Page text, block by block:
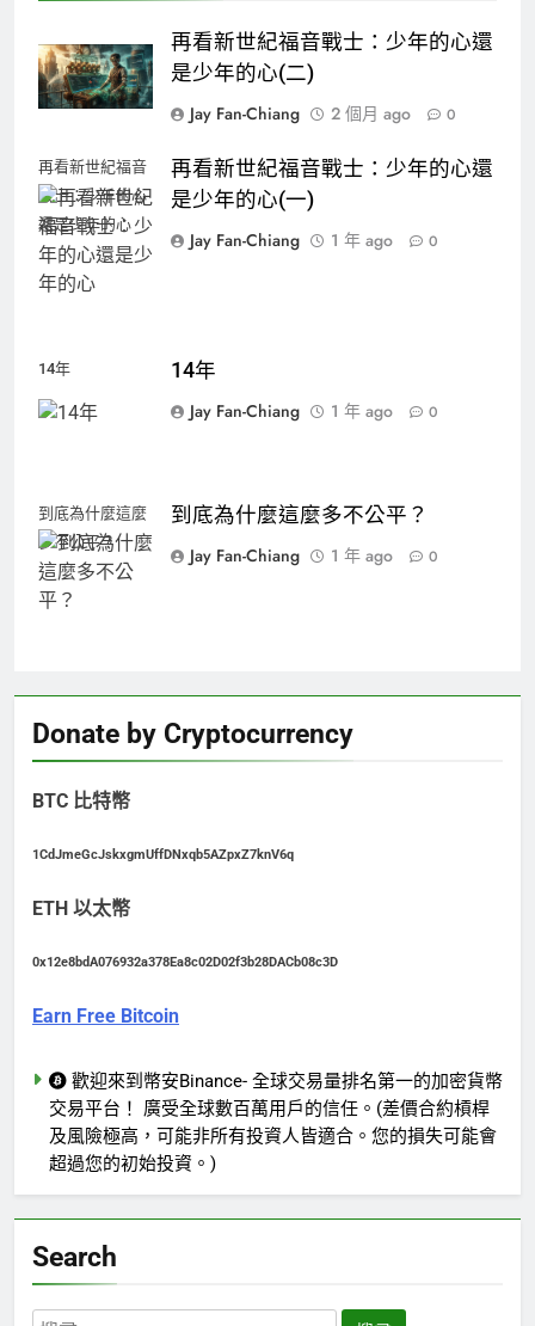
再看新世紀福音戰士：少年的心還
是少年的心(二)
Jay Fan-Chiang
2 個月 ago 0
再看新世紀福音
戰士：少年的心
還是少年的心
再看新世紀福音戰士：少年的心還
是少年的心(一)
Jay Fan-Chiang
1 年 ago 0
14年
14年
Jay Fan-Chiang
1 年 ago 0
到底為什麼這麼
多不公平？
到底為什麼這麼多不公平？
Jay Fan-Chiang
1 年 ago 0
Donate by Cryptocurrency
BTC 比特幣
1CdJmeGcJskxgmUffDNxqb5AZpxZ7knV6q
ETH 以太幣
0x12e8bdA076932a378Ea8c02D02f3b28DACb08c3D
Earn Free Bitcoin
歡迎來到幣安Binance- 全球交易量排名第一的加密貨幣
交易平台！ 廣受全球數百萬用戶的信任。(差價合約槓桿
及風險極高，可能非所有投資人皆適合。您的損失可能會
超過您的初始投資。)
Search